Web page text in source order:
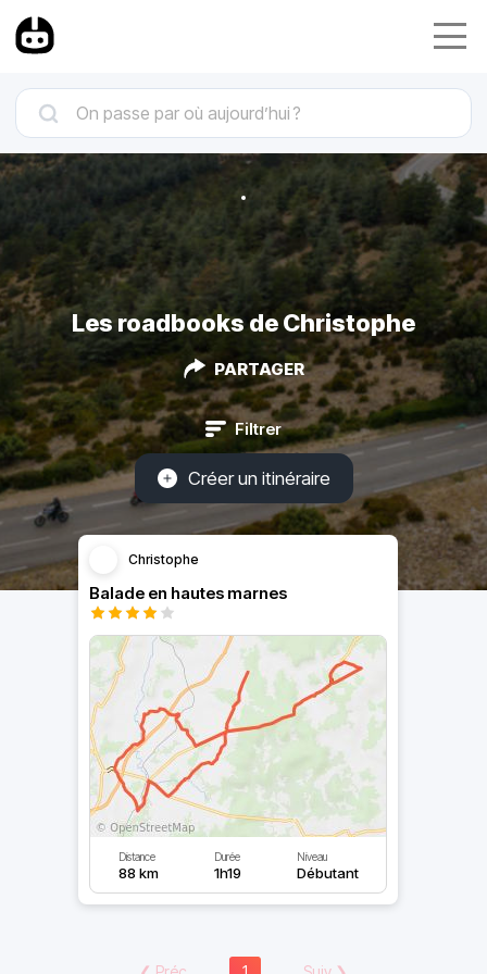
Les roadbooks de Christophe
PARTAGER
Filtrer
Créer un itinéraire
Christophe
Balade en hautes marnes
Distance
88 km
Durée
1h19
Niveau
Débutant